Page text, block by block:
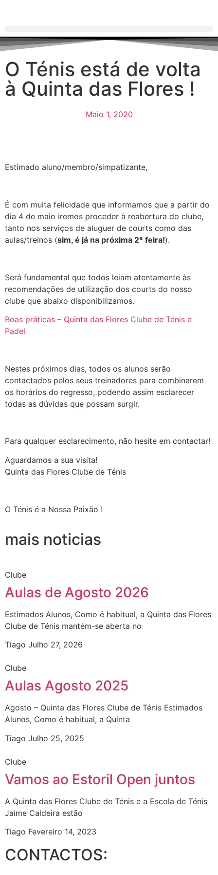
O Ténis está de volta
à Quinta das Flores !
Maio 1, 2020
Estimado aluno/membro/simpatizante,
É com muita felicidade que informamos que a partir do
dia 4 de maio iremos proceder à reabertura do clube,
tanto nos serviços de aluguer de courts como das
aulas/treinos (sim, é já na próxima 2ª feira!).
Será fundamental que todos leiam atentamente às
recomendações de utilização dos courts do nosso
clube que abaixo disponibilizamos.
Boas práticas – Quinta das Flores Clube de Ténis e
Padel
Nestes próximos dias, todos os alunos serão
contactados pelos seus treinadores para combinarem
os horários do regresso, podendo assim esclarecer
todas as dúvidas que possam surgir.
Para qualquer esclarecimento, não hesite em contactar!
Aguardamos a sua visita!
Quinta das Flores Clube de Ténis
O Ténis é a Nossa Paixão !
mais noticias
Clube
Aulas de Agosto 2026
Estimados Alunos, Como é habitual, a Quinta das Flores
Clube de Ténis mantém-se aberta no
Tiago Julho 27, 2026
Clube
Aulas Agosto 2025
Agosto – Quinta das Flores Clube de Ténis Estimados
Alunos, Como é habitual, a Quinta
Tiago Julho 25, 2025
Clube
Vamos ao Estoril Open juntos
A Quinta das Flores Clube de Ténis e a Escola de Ténis
Jaime Caldeira estão
Tiago Fevereiro 14, 2023
CONTACTOS: